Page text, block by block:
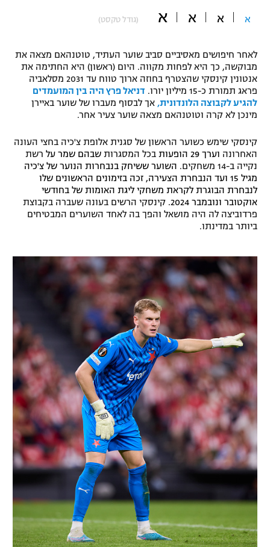
משתתפים וזוכים בפרסים
תקנון משתתפים וזוכים בפרסים
תקנון עבור פעילות אלקטרה
תקנון עבור פעילות ספורט 1 – "מרלן"
טניס
גיימינג E-Sports
תנאי שימוש
מדיניות פרטיות
תקנון פעילות ספורט 1
הצטרפות לחבילת הערוצים
לוח דרושים – ג'ובנט
תגיות
המגזין
ספורט מוטורי
כדורמים
פוטבול אמריקאי NFL
בייסבול MLB
ספורט אתגרי ואקסטרים
אומנויות לחימה
גיימינג E-Sports
א א א א (גודל טקסט)
לאחר חיפושים מאסיביים סביב שוער העתיד, טוטנהאם מצאה את
מבוקשה, כך היא לפחות מקווה. היום (ראשון) היא החתימה את
אנטונין קינסקי שהצטרף בחוזה ארוך טווח עד 2031 מסלאביה
פראג תמורת כ-15 מיליון יורו.
דניאל פרץ היה בין המועמדים
להגיע לקבוצה הלונדונית, אך לבסוף מעברו של שוער באיירן
מינכן לא קרה וטוטנהאם מצאה שוער צעיר אחר.
קינסקי שימש כשוער הראשון של סגנית אלופת צ'כיה בחצי העונה
האחרונה וערך 29 הופעות בכל המסגרות שבהם שמר על רשת
נקייה ב-14 משחקים.
השוער ששיחק בנבחרות הנוער של צ'כיה
מגיל 15 ועד הנבחרת הצעירה, זכה בזימונים הראשונים שלו
לנבחרת הבוגרת לקראת משחקי ליגת האומות של בחודשי
אוקטובר ונובמבר 2024.
קינסקי הרשים בעונה שעברה בקבוצת
פרדוביצה לה היה מושאל והפך בה לאחד השוערים המבטיחים
ביותר במדינתו.